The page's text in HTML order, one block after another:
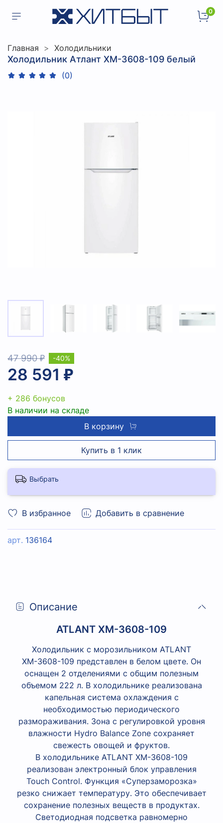
0
Главная Холодильники
Холодильник Атлант ХМ-3608-109 белый
(0)
В избранное Добавить в сравнение
арт. 136164
47 990 ₽
28 591 ₽
-40%
+ 286 бонусов
В наличии на складе
В корзину
Купить в 1 клик
Выбрать
Описание
ATLANT ХМ-3608-109
Холодильник с морозильником ATLANT
ХМ-3608-109 представлен в белом цвете. Он
оснащен 2 отделениями с общим полезным
объемом 222 л. В холодильнике реализована
капельная система охлаждения с
необходимостью периодического
размораживания. Зона с регулировкой уровня
влажности Hydro Balance Zone сохраняет
свежесть овощей и фруктов.
В холодильнике ATLANT ХМ-3608-109
реализован электронный блок управления
Touch Control. Функция «Суперзаморозка»
резко снижает температуру. Это обеспечивает
сохранение полезных веществ в продуктах.
Светодиодная подсветка равномерно